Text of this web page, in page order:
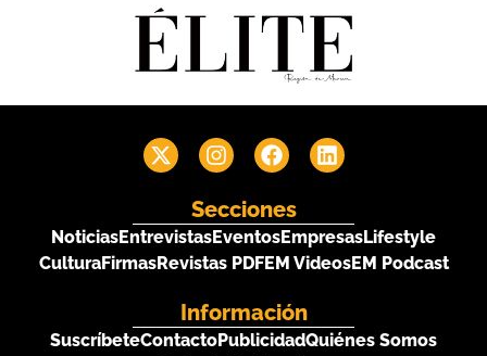
Secciones
NoticiasEntrevistasEventosEmpresasLifestyle
CulturaFirmasRevistas PDFEM VideosEM Podcast
Información
SuscríbeteContactoPublicidadQuiénes Somos